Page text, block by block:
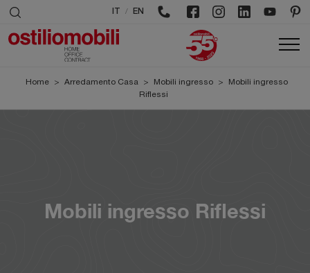
/ EN
Home > Arredamento Casa > Mobili ingresso >
Mobili ingresso
Riflessi
Mobili ingresso Riflessi